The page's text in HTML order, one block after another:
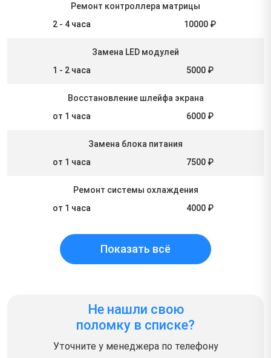
Ремонт контроллера матрицы
2 - 4 часа
10000 ₽
Замена LED модулей
1 - 2 часа
5000 ₽
Восстановление шлейфа экрана
от 1 часа
6000 ₽
Замена блока питания
от 1 часа
7500 ₽
Ремонт системы охлаждения
от 1 часа
4000 ₽
Показать всё
Не нашли свою
поломку в списке?
Уточните у менеджера по телефону